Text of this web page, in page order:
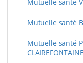
Mutuelle santé
Mutuelle santé
Mutuelle santé
CLAIREFONTAINE